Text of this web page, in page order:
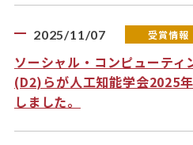
2025/11/07 受賞情報
ソーシャル・コンピューティ
(D2)らが人工知能学会2025
しました。